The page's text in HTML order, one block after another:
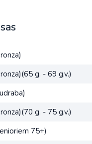
g. - 69 g.v.)
g. - 75 g.v.)
75+)